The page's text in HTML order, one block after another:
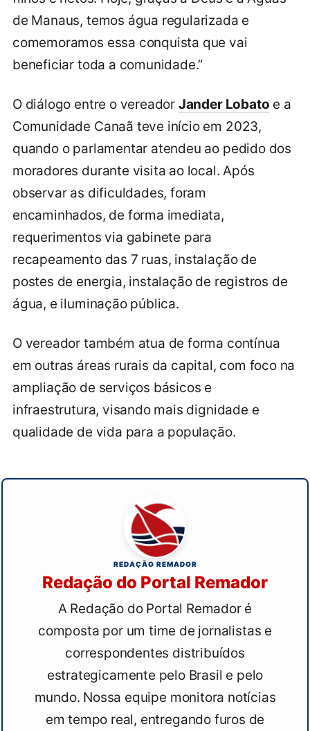
de Manaus, temos água regularizada e
comemoramos essa conquista que vai
beneficiar toda a comunidade.”
O diálogo entre o vereador Jander Lobato e a
Comunidade Canaã teve início em 2023,
quando o parlamentar atendeu ao pedido dos
moradores durante visita ao local. Após
observar as dificuldades, foram
encaminhados, de forma imediata,
requerimentos via gabinete para
recapeamento das 7 ruas, instalação de
postes de energia, instalação de registros de
água, e iluminação pública.
O vereador também atua de forma contínua
em outras áreas rurais da capital, com foco na
ampliação de serviços básicos e
infraestrutura, visando mais dignidade e
qualidade de vida para a população.
REDAÇÃO REMADOR
Redação do Portal Remador
A Redação do Portal Remador é
composta por um time de jornalistas e
correspondentes distribuídos
estrategicamente pelo Brasil e pelo
mundo. Nossa equipe monitora notícias
em tempo real, entregando furos de